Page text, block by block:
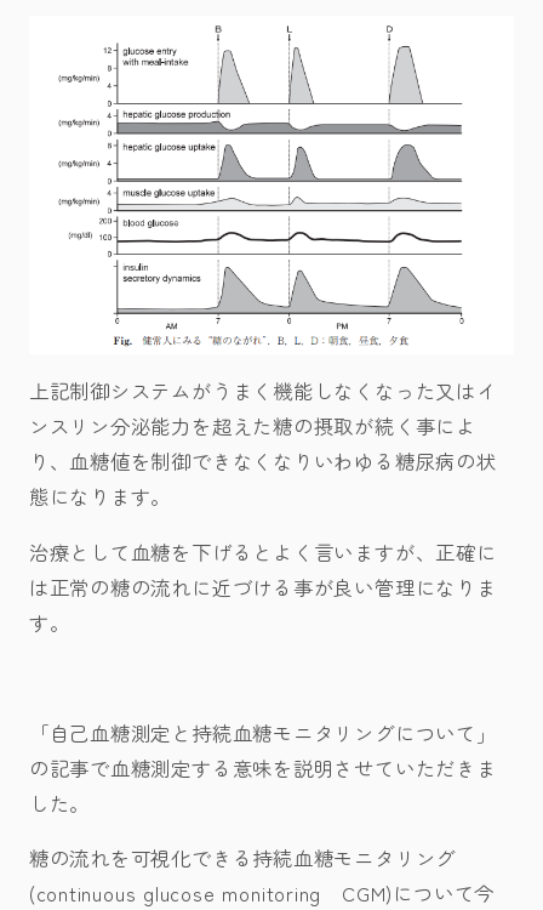
上記制御システムがうまく機能しなくなった又はイ
ンスリン分泌能力を超えた糖の摂取が続く事によ
り、血糖値を制御できなくなりいわゆる糖尿病の状
態になります。
治療として血糖を下げるとよく言いますが、正確に
は正常の糖の流れに近づける事が良い管理になりま
す。
「自己血糖測定と持続血糖モニタリングについて」
の記事で血糖測定する意味を説明させていただきま
した。
糖の流れを可視化できる 持続血糖モニタリング
(continuous glucose monitoring CGM) について今